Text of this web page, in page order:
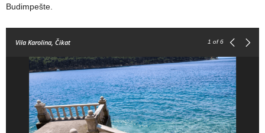
Budimpešte.
Vila Karolina, Čikat 1 of 6